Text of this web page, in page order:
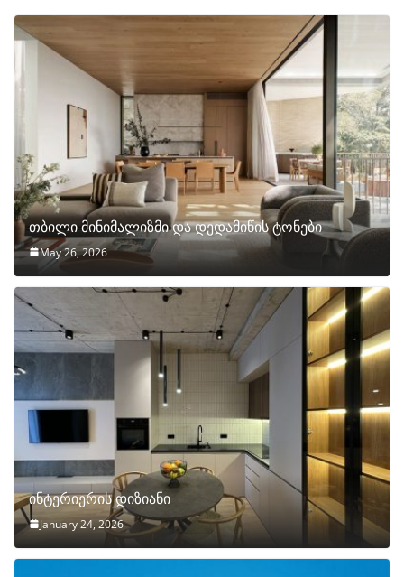
თბილი მინიმალიზმი და დედამიწის ტონები
May 26, 2026
ინტერიერის დიზიანი
January 24, 2026